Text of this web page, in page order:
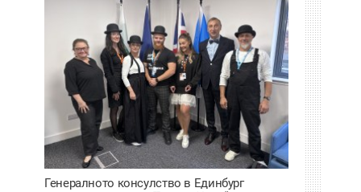
Генералното консулство в Единбург